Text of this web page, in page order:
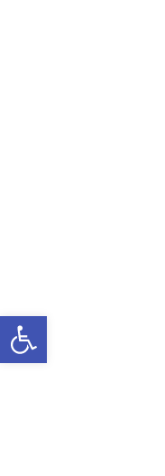
Otwórz pasek narzędzi